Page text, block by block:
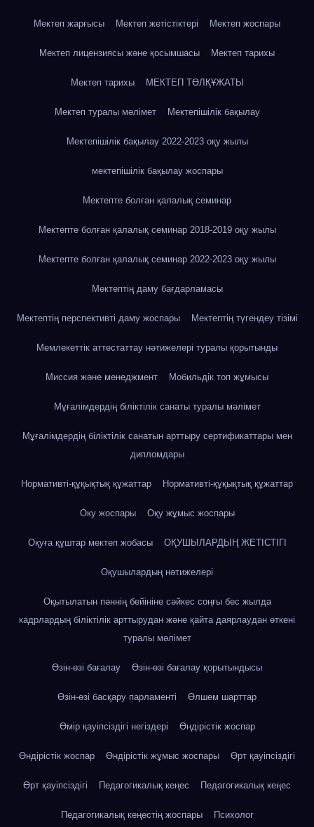
Мектеп жарғысы Мектеп жетістіктері Мектеп жоспары
Мектеп лицензиясы және қосымшасы Мектеп тарихы
Мектеп тарихы МЕКТЕП ТӨЛҚҰЖАТЫ
Мектеп туралы мәлімет Мектепішілік бақылау
Мектепішілік бақылау 2022-2023 оқу жылы
мектепішілік бақылау жоспары
Мектепте болған қалалық семинар
Мектепте болған қалалық семинар 2018-2019 оқу жылы
Мектепте болған қалалық семинар 2022-2023 оқу жылы
Мектептің даму бағдарламасы
Мектептің перспективті даму жоспары Мектептің түгендеу тізімі
Мемлекеттік аттестаттау нәтижелері туралы қорытынды
Миссия және менеджмент Мобильдік топ жұмысы
Мұғалімдердің біліктілік санаты туралы мәлімет
Мұғалімдердің біліктілік санатын арттыру сертификаттары мен
дипломдары
Нормативті-құқықтық құжаттар Нормативті-құқықтық құжаттар
Оку жоспары Оқу жұмыс жоспары
Оқуға құштар мектеп жобасы ОҚУШЫЛАРДЫҢ ЖЕТІСТІГІ
Оқушылардың нәтижелері
Оқытылатын пәннің бейініне сәйкес соңғы бес жылда
кадрлардың біліктілік арттырудан және қайта даярлаудан өткені
туралы мәлімет
Өзін-өзі бағалау Өзін-өзі бағалау қорытындысы
Өзін-өзі басқару парламенті Өлшем шарттар
Өмір қауіпсіздігі негіздері Өндірістік жоспар
Өндірістік жоспар Өндірістік жұмыс жоспары Өрт қауіпсіздігі
Өрт қауіпсіздігі Педагогикалық кеңес Педагогикалық кеңес
Педагогикалық кеңестің жоспары Психолог